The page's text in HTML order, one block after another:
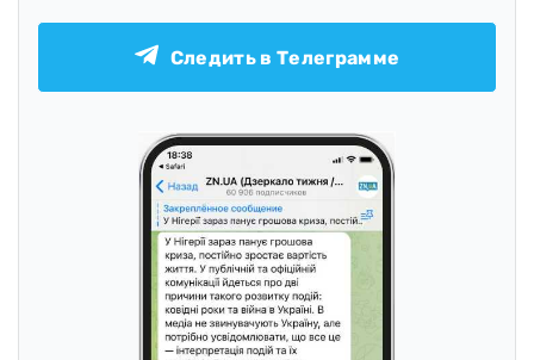
Следить в Телеграмме